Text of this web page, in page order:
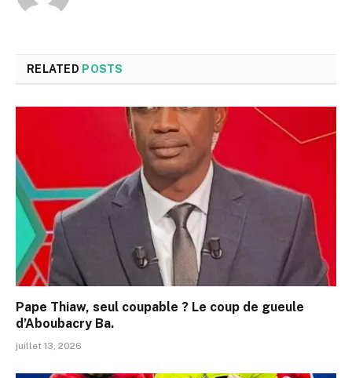
RELATED POSTS
Pape Thiaw, seul coupable ? Le coup de gueule
d’Aboubacry Ba.
juillet 13, 2026